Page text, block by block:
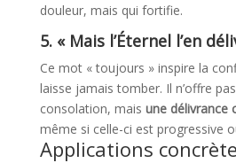
douleur, mais qui fortifie.
5. « Mais l’Éternel l’en
Ce mot « toujours » inspire la
laisse jamais tomber. Il n’offre
consolation, mais une délivrance
même si celle-ci est progressive
Applications